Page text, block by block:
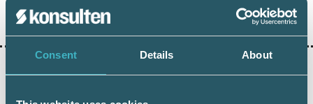
Consent Details About
Dela: